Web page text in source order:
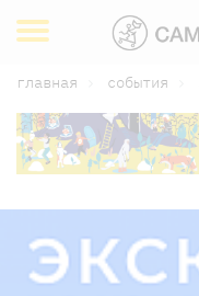
главная события